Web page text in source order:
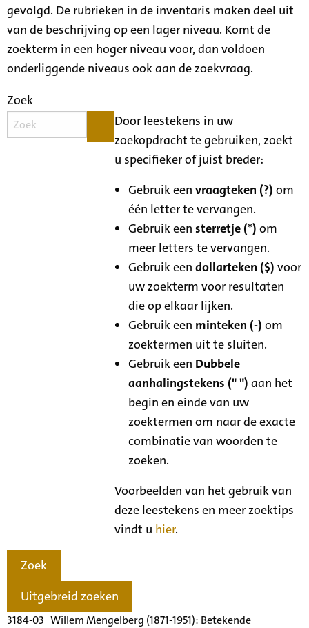
gevolgd. De rubrieken in de inventaris maken deel uit
van de beschrijving op een lager niveau. Komt de
zoekterm in een hoger niveau voor, dan voldoen
onderliggende niveaus ook aan de zoekvraag.
Zoek
Door leestekens in uw
zoekopdracht te gebruiken, zoekt
u specifieker of juist breder:
Gebruik eenvraagteken (?) om
één letter te vervangen.
Gebruik eensterretje (*) om
meer letters te vervangen.
Gebruik eendollarteken ($) voor
uw zoekterm voor resultaten
die op elkaar lijken.
Gebruik een minteken (-) om
zoektermen uit te sluiten.
Gebruik een Dubbele
aanhalingstekens (" ") aan het
begin en einde van uw
zoektermen om naar de exacte
combinatie van woorden te
zoeken.
Voorbeelden van het gebruik van
deze leestekens en meer zoektips
vindt u hier.
Zoek
Uitgebreid zoeken
3184-03 Willem Mengelberg (1871-1951): Betekende